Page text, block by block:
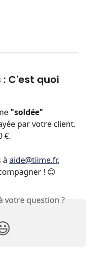
: C'est quoi
"soldée"
par votre client.
€.
à aide@tiime.fr,
! 😊
votre question ?